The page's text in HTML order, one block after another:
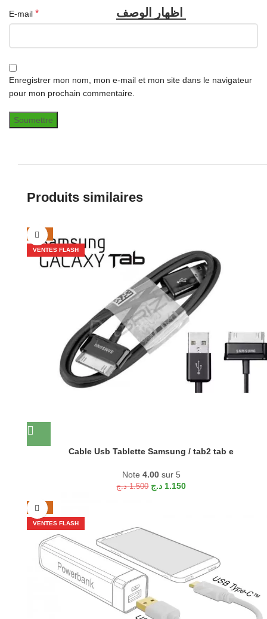
E-mail *
Enregistrer mon nom, mon e-mail et mon site dans le navigateur
pour mon prochain commentaire.
Produits similaires
-23%
VENTES FLASH
Cable Usb Tablette Samsung / tab2 tab e
Note 4.00sur 5
1.500 د.ج 1.150 د.ج
-29%
VENTES FLASH